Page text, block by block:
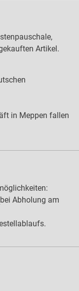
Artikel.
in Meppen fallen
Abholung am